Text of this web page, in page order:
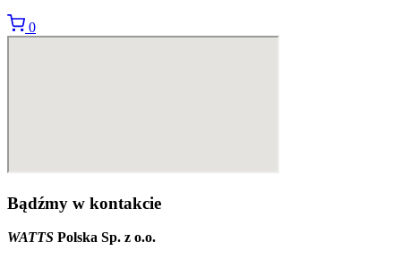
0
Bądźmy w kontakcie
WATTS Polska Sp. z o.o.